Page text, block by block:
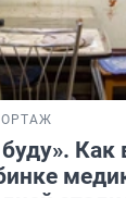
Как